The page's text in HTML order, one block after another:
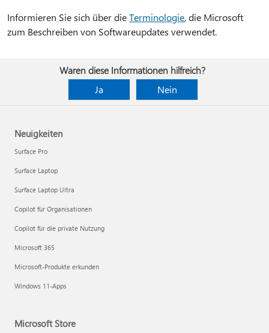
Informieren Sie sich über dieTerminologie, die Microsoft
zum Beschreiben von Softwareupdates verwendet.
Waren diese Informationen hilfreich?
Ja
Nein
Neuigkeiten
Surface Pro
Surface Laptop
Surface Laptop Ultra
Copilot für Organisationen
Copilot für die private Nutzung
Microsoft 365
Microsoft-Produkte erkunden
Windows 11-Apps
Microsoft Store